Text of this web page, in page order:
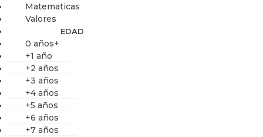
Matematicas
Valores
EDAD
0 años+
+1 año
+2 años
+3 años
+4 años
+5 años
+6 años
+7 años